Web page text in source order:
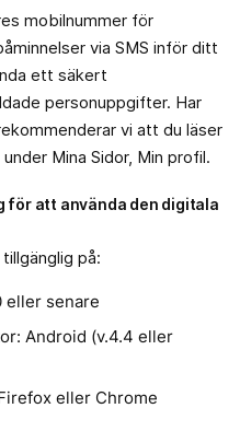
mobilnummer för
via SMS inför ditt
ett säkert
personuppgifter. Har
vi att du läser
Mina Sidor, Min profil.
för att använda den digitala
på:
eller senare
Android (v.4.4 eller
eller Chrome